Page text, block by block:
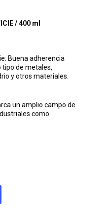
/ 400 ml
Buena adherencia
tipo de metales,
y otros materiales.
un amplio campo de
como